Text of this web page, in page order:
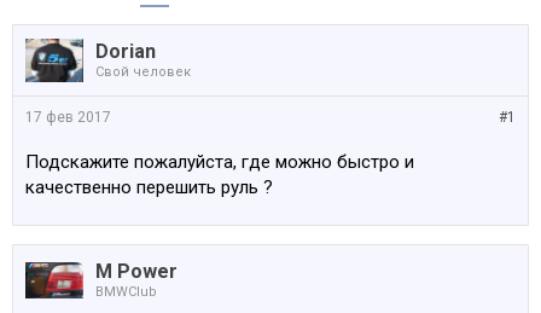
Dorian
Свой человек
#1
17 фев 2017
Подскажите пожалуйста, где можно быстро и
качественно перешить руль ?
M Power
BMWClub